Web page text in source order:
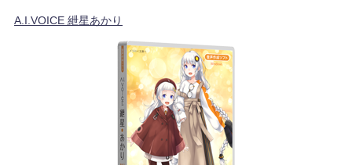
A.I.VOICE 紲星あかり